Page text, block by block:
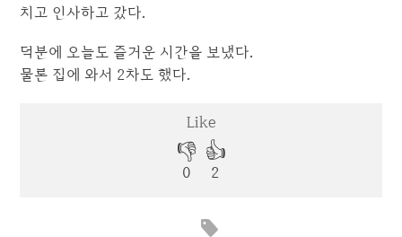
치고 인사하고 갔다.
덕분에 오늘도 즐거운 시간을 보냈다.
물론 집에 와서 2차도 했다.